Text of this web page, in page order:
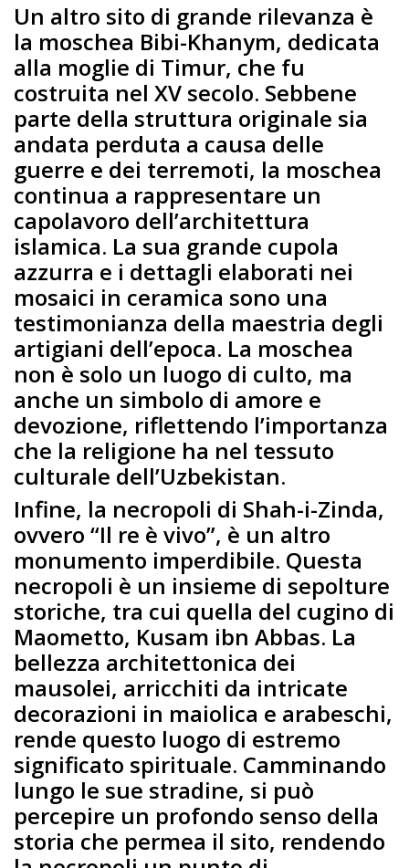
Un altro sito di grande rilevanza è
la moschea Bibi-Khanym, dedicata
alla moglie di Timur, che fu
costruita nel XV secolo. Sebbene
parte della struttura originale sia
andata perduta a causa delle
guerre e dei terremoti, la moschea
continua a rappresentare un
capolavoro dell’architettura
islamica. La sua grande cupola
azzurra e i dettagli elaborati nei
mosaici in ceramica sono una
testimonianza della maestria degli
artigiani dell’epoca. La moschea
non è solo un luogo di culto, ma
anche un simbolo di amore e
devozione, riflettendo l’importanza
che la religione ha nel tessuto
culturale dell’Uzbekistan.
Infine, la necropoli di Shah-i-Zinda,
ovvero “Il re è vivo”, è un altro
monumento imperdibile. Questa
necropoli è un insieme di sepolture
storiche, tra cui quella del cugino di
Maometto, Kusam ibn Abbas. La
bellezza architettonica dei
mausolei, arricchiti da intricate
decorazioni in maiolica e arabeschi,
rende questo luogo di estremo
significato spirituale. Camminando
lungo le sue stradine, si può
percepire un profondo senso della
storia che permea il sito, rendendo